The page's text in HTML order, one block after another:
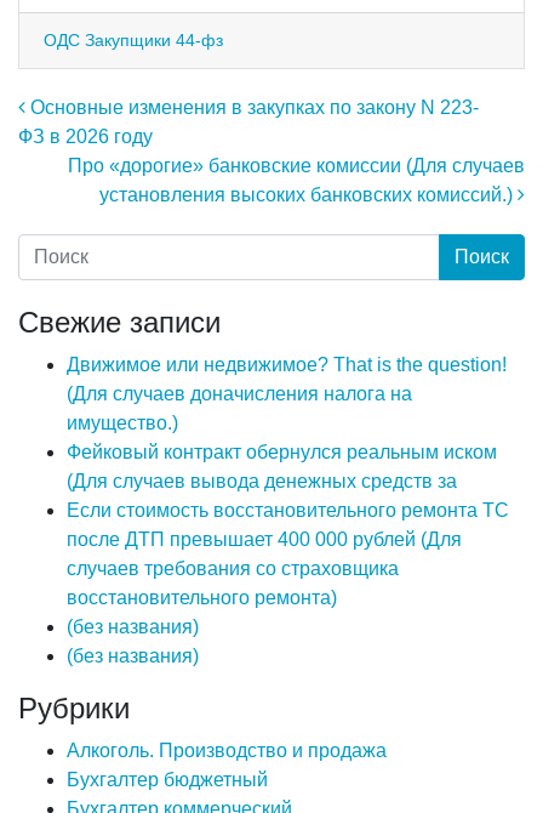
ОДС Закупщики 44-фз
Навигация по записям
Основные изменения в закупках по закону N 223-
ФЗ в 2026 году
Про «дорогие» банковские комиссии (Для случаев
установления высоких банковских комиссий.)
Свежие записи
Движимое или недвижимое? That is the question!
(Для случаев доначисления налога на
имущество.)
Фейковый контракт обернулся реальным иском
(Для случаев вывода денежных средств за
Если стоимость восстановительного ремонта ТС
после ДТП превышает 400 000 рублей (Для
случаев требования со страховщика
восстановительного ремонта)
(без названия)
(без названия)
Рубрики
Алкоголь. Производство и продажа
Бухгалтер бюджетный
Бухгалтер коммерческий